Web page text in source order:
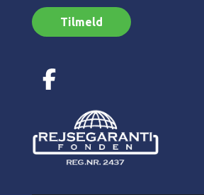
Tilmeld